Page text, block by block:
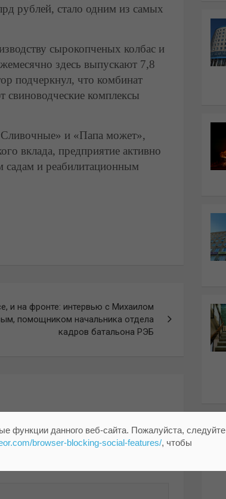
рублей, стало одним из самых
сырокопченых колбас и
здесь выпускают 7,8
подчеркнул, что комбинат
свиноводческие комплексы
и «Папа может»,
вклада, предприятие активно
садам и реабилитационным
и на фронте: интервью с Михаилом
помощником начальника отдела
кадров батальона РЭБ
функции данного веб-сайта. Пожалуйста, следуйте
browser-blocking-social-features/, чтобы